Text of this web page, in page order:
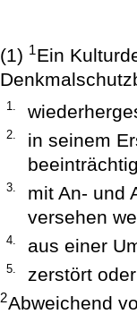
(1) 1Ein
1.
2.
in seinem
3.
mit An- und
versehen
4. aus einer
5. zerstört
2Abweichend